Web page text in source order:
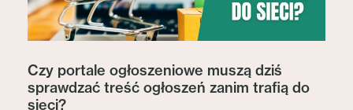
Czy portale ogłoszeniowe muszą dziś
sprawdzać treść ogłoszeń zanim trafią do
sieci?